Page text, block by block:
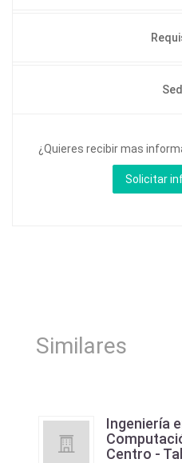
¿Quieres recibir mas
Similares
Ingeniería
Centro -